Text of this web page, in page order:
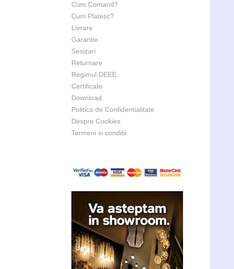
Cum Comand?
Cum Platesc?
Livrare
Garantie
Sesizari
Returnare
Regimul DEEE
Certificate
Download
Politica de Confidentialitate
Despre Cookies
Termeni si conditii